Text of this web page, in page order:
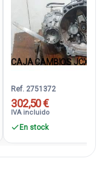
CAJA CAMBIOS JCX
Ref. 2751372
302,50 €
IVA incluido
En stock